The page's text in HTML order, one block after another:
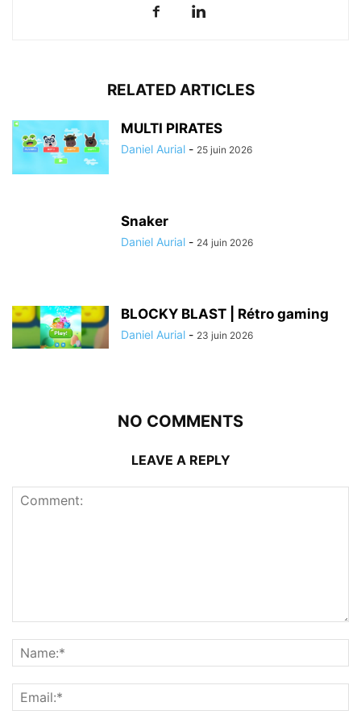
RELATED ARTICLES
MULTI PIRATES
Daniel Aurial - 25 juin 2026
Snaker
Daniel Aurial - 24 juin 2026
BLOCKY BLAST | Rétro gaming
Daniel Aurial - 23 juin 2026
NO COMMENTS
LEAVE A REPLY